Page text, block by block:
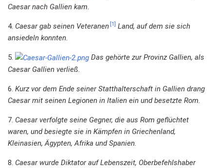
Caesar nach Gallien kam.
4. Caesar gab seinen Veteranen [1]
Land, auf dem sie sich
ansiedeln konnten.
5.
Das gehörte zur Provinz Gallien, als
Caesar Gallien verließ.
6. Kurz vor dem Ende seiner Statthalterschaft in Gallien drang
Caesar mit seinen Legionen in Italien ein und besetzte Rom.
7. Caesar verfolgte seine Gegner, die aus Rom geflüchtet
waren, und besiegte sie in Kämpfen in Griechenland,
Kleinasien, Ägypten, Afrika und Spanien.
8. Caesar wurde Diktator auf Lebenszeit, Oberbefehlshaber